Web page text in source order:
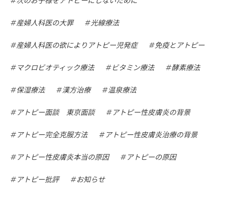
産婦人科医の大罪 光線療法
産婦人科医の欲によりアトピー児発症 免疫とアトピー
マクロビオティック療法 ビタミン療法 酵素療法
保湿療法 漢方治療 温泉療法
アトピー面談 東京面談 アトピー性皮膚炎の背景
アトピー完全克服方法 アトピー性皮膚炎治療の背景
アトピー性皮膚炎本当の原因 アトピーの原因
アトピー批評 お知らせ